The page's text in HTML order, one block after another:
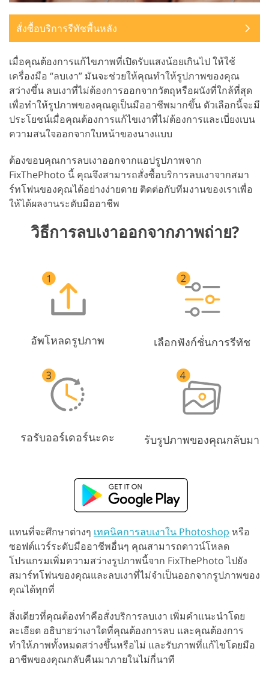
สั่งซื้อบริการรีทัชพื้นหลัง
เมื่อคุณต้องการแก้ไขภาพที่เปิดรับแสงน้อยเกินไป ให้ใช้
เครื่องมือ “ลบเงา” มันจะช่วยให้คุณทำให้รูปภาพของคุณ
สว่างขึ้น ลบเงาที่ไม่ต้องการออกจากวัตถุหรือผนังที่ใกล้ที่สุด
เพื่อทำให้รูปภาพของคุณดูเป็นมืออาชีพมากขึ้น ตัวเลือกนี้จะมี
ประโยชน์เมื่อคุณต้องการแก้ไขเงาที่ไม่ต้องการและเบี่ยงเบน
ความสนใจออกจากใบหน้าของนางแบบ
ต้องขอบคุณการลบเงาออกจากแอปรูปภาพจาก
FixThePhoto นี้ คุณจึงสามารถสั่งซื้อบริการลบเงาจากสมา
ร์ทโฟนของคุณได้อย่างง่ายดาย ติดต่อกับทีมงานของเราเพื่อ
ให้ได้ผลงานระดับมืออาชีพ
วิธีการลบเงาออกจากภาพถ่าย?
อัพโหลดรูปภาพ เลือกฟังก์ชั่นการรีทัช
รอรับออร์เดอร์นะคะ รับรูปภาพของคุณกลับมา
แทนที่จะศึกษาต่างๆ เทคนิคการลบเงาใน Photoshop หรือ
ซอฟต์แวร์ระดับมืออาชีพอื่นๆ คุณสามารถดาวน์โหลด
โปรแกรมเพิ่มความสว่างรูปภาพนี้จาก FixThePhoto ไปยัง
สมาร์ทโฟนของคุณและลบเงาที่ไม่จำเป็นออกจากรูปภาพของ
คุณได้ทุกที่
สิ่งเดียวที่คุณต้องทำคือสั่งบริการลบเงา เพิ่มคำแนะนำโดย
ละเอียด อธิบายว่าเงาใดที่คุณต้องการลบ และคุณต้องการ
ทำให้ภาพทั้งหมดสว่างขึ้นหรือไม่ และรับภาพที่แก้ไขโดยมือ
อาชีพของคุณกลับคืนมาภายในไม่กี่นาที